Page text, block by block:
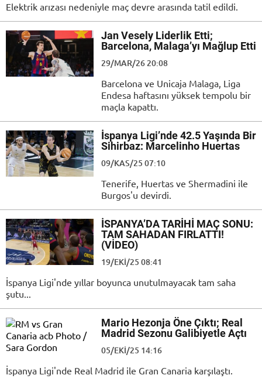
Elektrik arızası nedeniyle maç devre arasında tatil edildi.
Jan Vesely Liderlik Etti;
Barcelona, Malaga’yı Mağlup Etti
29/MAR/26 20:08
Barcelona ve Unicaja Malaga, Liga
Endesa haftasını yüksek tempolu bir
maçla kapattı.
İspanya Ligi’nde 42.5 Yaşında Bir
Sihirbaz: Marcelinho Huertas
09/KAS/25 07:10
Tenerife, Huertas ve Shermadini ile
Burgos'u devirdi.
İSPANYA’DA TARİHİ MAÇ SONU:
TAM SAHADAN FIRLATTI!
(VİDEO)
19/EKI/25 08:41
İspanya Ligi'nde yıllar boyunca unutulmayacak tam saha
şutu...
Mario Hezonja Öne Çıktı; Real
Madrid Sezonu Galibiyetle Açtı
05/EKI/25 14:16
İspanya Ligi'nde Real Madrid ile Gran Canaria karşılaştı.